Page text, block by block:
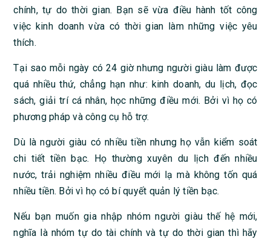
chính, tự do thời gian. Bạn sẽ vừa điều hành tốt công
việc kinh doanh vừa có thời gian làm những việc yêu
thích.
Tại sao mỗi ngày có 24 giờ nhưng người giàu làm được
quá nhiều thứ, chẳng hạn như: kinh doanh, du lịch, đọc
sách, giải trí cá nhân, học những điều mới. Bởi vì họ có
phương pháp và công cụ hỗ trợ.
Dù là người giàu có nhiều tiền nhưng họ vẫn kiểm soát
chi tiết tiền bạc. Họ thường xuyên du lịch đến nhiều
nước, trải nghiệm nhiều điều mới lạ mà không tốn quá
nhiều tiền. Bởi vì họ có bí quyết quản lý tiền bạc.
Nếu bạn muốn gia nhập nhóm người giàu thế hệ mới,
nghĩa là nhóm tự do tài chính và tự do thời gian thì hãy